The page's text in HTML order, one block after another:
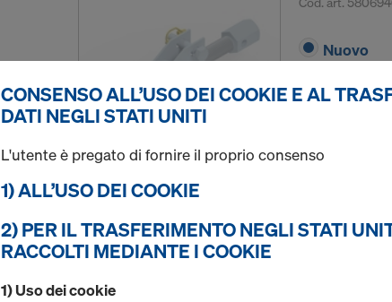
Nuovo
Usato
CONSENSO ALL’USO DEI COOKIE E AL
DATI NEGLI STATI UNITI
L'utente è pregato di fornire il proprio consenso
1) ALL’USO DEI COOKIE
2) PER IL TRASFERIMENTO NEGLI STATI
RACCOLTI MEDIANTE I COOKIE
1) Uso dei cookie